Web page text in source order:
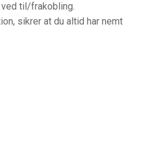
til/frakobling.
sikrer at du altid har nemt